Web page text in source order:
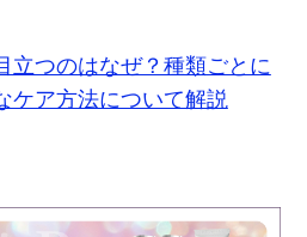
立つのはなぜ？種類ごとに
ケア方法について解説